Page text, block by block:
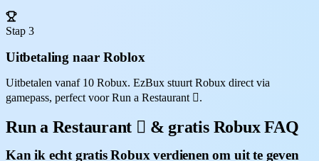
Stap 3
Uitbetaling naar Roblox
Uitbetalen vanaf 10 Robux. EzBux stuurt Robux direct via
gamepass, perfect voor Run a Restaurant 🏻.
Run a Restaurant 🏻 & gratis Robux FAQ
Kan ik echt gratis Robux verdienen om uit te geven